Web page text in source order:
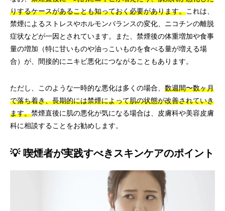
りするケースがあることも知っておく必要があります。これは、
禁煙によるストレスやホルモンバランスの変化、ニコチンの離脱
症状などが一因とされています。また、禁煙後の体重増加や食事
量の増加（特に甘いものや油っこいものを食べる量が増える場
合）が、間接的にニキビ悪化につながることもあります。
ただし、このような一時的な悪化は多くの場合、 数週間〜数ヶ月
で落ち着き、長期的には禁煙によって肌の状態が改善されていき
ます。禁煙直後に肌の悪化が気になる場合は、皮膚科や美容皮膚
科に相談することをお勧めします。
💡 喫煙者が実践すべきスキンケアのポイント